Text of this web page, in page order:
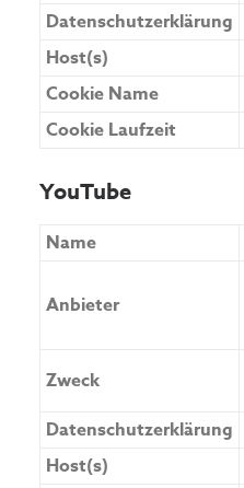
Datenschutzerklärung
Host(s)
Cookie Name
Cookie Laufzeit
YouTube
Name
Anbieter
Zweck
Datenschutzerklärung
Host(s)